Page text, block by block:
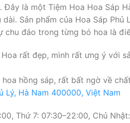
Đây là một Tiệm Hoa Hoa Sáp
Sản phẩm của Hoa Sáp
chu đáo trong từng bó hoa là
rất đẹp, mình rất ưng ý với
hồng sáp, rất bất ngờ về
Lý, Hà Nam 400000, Việt Nam
Thứ 7: 07:30–22:00, Chủ